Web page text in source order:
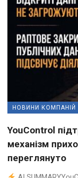
НОВИНИ КОМПАНІЙ
YouControl
механізм
переглянуто